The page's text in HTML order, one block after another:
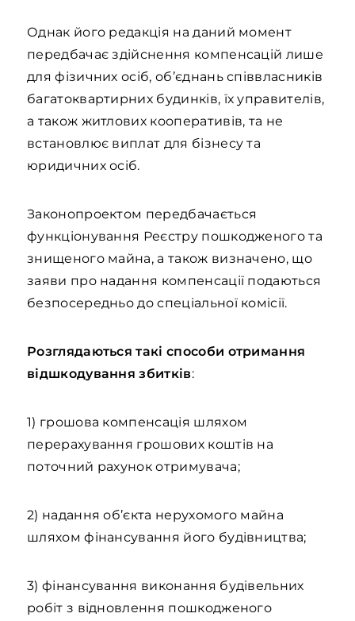
Однак його редакція на даний момент
передбачає здійснення компенсацій лише
для фізичних осіб, об’єднань співвласників
багатоквартирних будинків, їх управителів,
а також житлових кооперативів, та не
встановлює виплат для бізнесу та
юридичних осіб.
Законопроектом передбачається
функціонування Реєстру пошкодженого та
знищеного майна, а також визначено, що
заяви про надання компенсації подаються
безпосередньо до спеціальної комісії.
Розглядаються такі способи отримання
відшкодування збитків:
1) грошова компенсація шляхом
перерахування грошових коштів на
поточний рахунок отримувача;
2) надання об’єкта нерухомого майна
шляхом фінансування його будівництва;
3) фінансування виконання будівельних
робіт з відновлення пошкодженого